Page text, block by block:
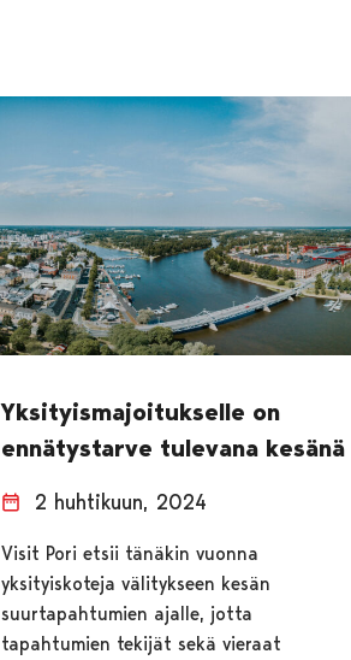
Yksityismajoitukselle on
ennätystarve tulevana kesänä
2 huhtikuun, 2024
Visit Pori etsii tänäkin vuonna
yksityiskoteja välitykseen kesän
suurtapahtumien ajalle, jotta
tapahtumien tekijät sekä vieraat